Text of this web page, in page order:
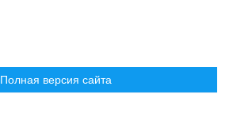
Полная версия сайта